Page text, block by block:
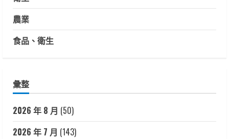
農業
食品、衛生
彙整
2026 年 8 月 (50)
2026 年 7 月 (143)